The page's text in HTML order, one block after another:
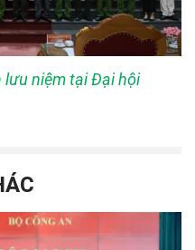
lưu niệm tại Đại hội